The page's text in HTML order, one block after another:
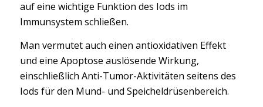
auf eine wichtige Funktion des Iods im
Immunsystem schließen.
Man vermutet auch einen antioxidativen Effekt
und eine Apoptose auslösende Wirkung,
einschließlich Anti-Tumor-Aktivitäten seitens des
Iods für den Mund- und Speicheldrüsenbereich.